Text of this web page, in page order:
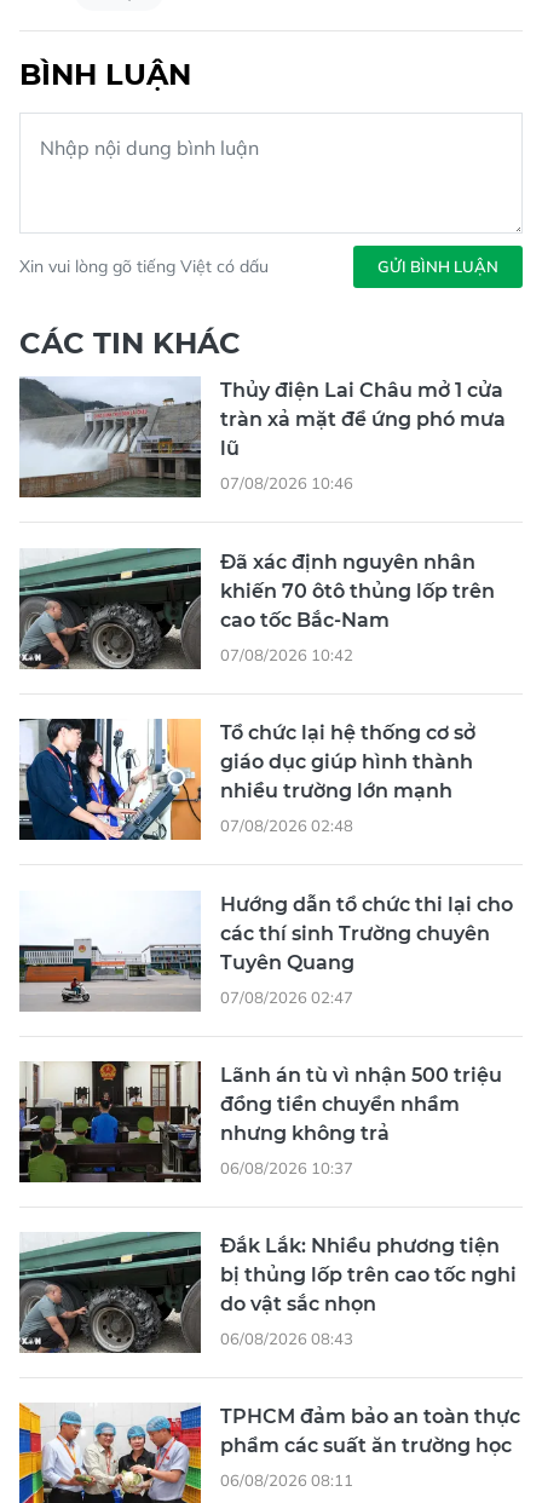
BÌNH LUẬN
Xin vui lòng gõ tiếng Việt có dấu GỬI BÌNH LUẬN
CÁC TIN KHÁC
Thủy điện Lai Châu mở 1 cửa
tràn xả mặt để ứng phó mưa
lũ
07/08/2026 10:46
Đã xác định nguyên nhân
khiến 70 ôtô thủng lốp trên
cao tốc Bắc-Nam
07/08/2026 10:42
Tổ chức lại hệ thống cơ sở
giáo dục giúp hình thành
nhiều trường lớn mạnh
07/08/2026 02:48
Hướng dẫn tổ chức thi lại cho
các thí sinh Trường chuyên
Tuyên Quang
07/08/2026 02:47
Lãnh án tù vì nhận 500 triệu
đồng tiền chuyển nhầm
nhưng không trả
06/08/2026 10:37
Đắk Lắk: Nhiều phương tiện
bị thủng lốp trên cao tốc nghi
do vật sắc nhọn
06/08/2026 08:43
TPHCM đảm bảo an toàn thực
phẩm các suất ăn trường học
06/08/2026 08:11